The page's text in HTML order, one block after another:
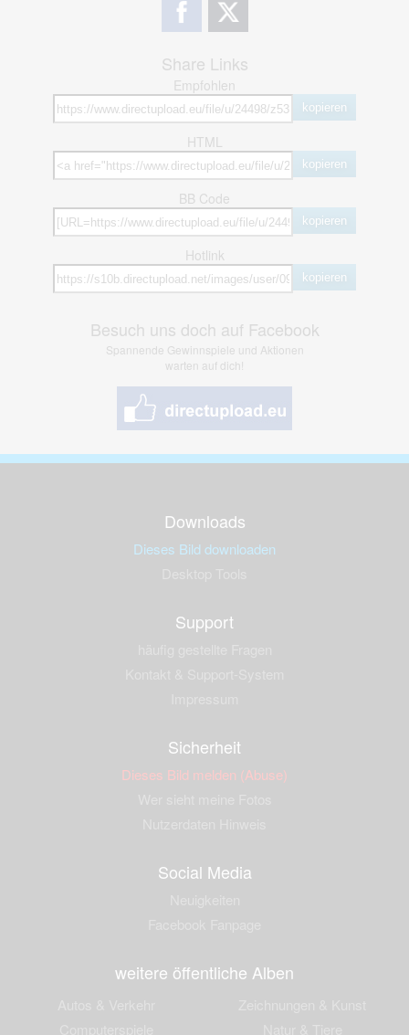
Share Links
Empfohlen
kopieren
HTML
kopieren
BB Code
kopieren
Hotlink
kopieren
Besuch uns doch auf Facebook
Spannende Gewinnspiele und Aktionen
warten auf dich!
Downloads
Dieses Bild downloaden
Support
Sicherheit
Dieses Bild melden (Abuse)
Social Media
weitere öffentliche Alben